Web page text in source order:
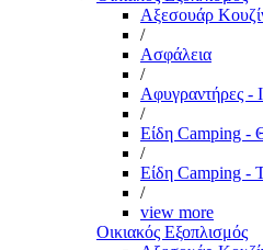
Αξεσουάρ
/
Ασφάλεια
/
Αφυγραντήρες -
/
Είδη Camping -
/
Είδη Camping -
/
view more
Οικιακός Εξοπλισμός